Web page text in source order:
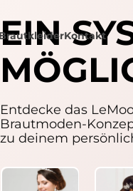
Kontakt
EIN
Entdecke das
Brautmoden-
zu deinem